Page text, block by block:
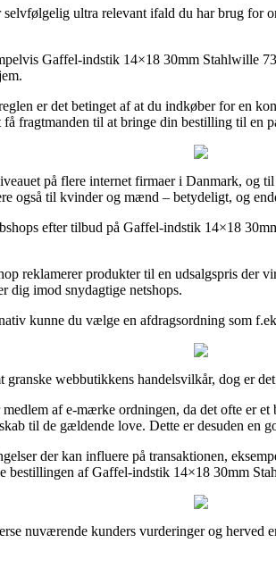
ultra relevant ifald du har brug for
Gaffel-indstik 14×18 30mm Stahlwille
er det betinget af at du indkøber for en
fragtmanden til at bringe din bestilling til en
på flere internet firmaer i Danmark, og
også til kvinder og mænd – betydeligt, og
efter tilbud på Gaffel-indstik 14×18
reklamerer produkter til en udsalgspris
dig imod snydagtige netshops.
kunne du vælge en afdragsordning som
webbutikkens handelsvilkår, dog er
af e-mærke ordningen, da det ofte er
til de gældende love. Dette er desuden
der kan influere på transaktionen,
bestillingen af Gaffel-indstik 14×18 30mm
nuværende kunders vurderinger og